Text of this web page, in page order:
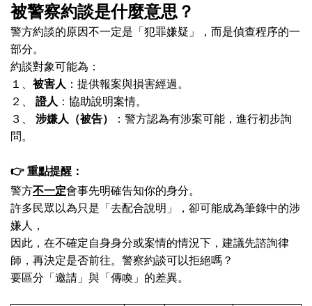
被警察約談是什麼意思？
警方約談的原因不一定是「犯罪嫌疑」，而是偵查程序的一
部分。
約談對象可能為：
１、 被害人 ：提供報案與損害經過。
２、
證人 ：協助說明案情。
３、
涉嫌人（被告）
：警方認為有涉案可能，進行初步詢
問。
👉 重點提醒：
警方不一定會事先明確告知你的身分。
許多民眾以為只是「去配合說明」，卻可能成為筆錄中的涉
嫌人，
因此，在不確定自身身分或案情的情況下，建議先諮詢律
師，再決定是否前往。警察約談可以拒絕嗎？
要區分「邀請」與「傳喚」的差異。